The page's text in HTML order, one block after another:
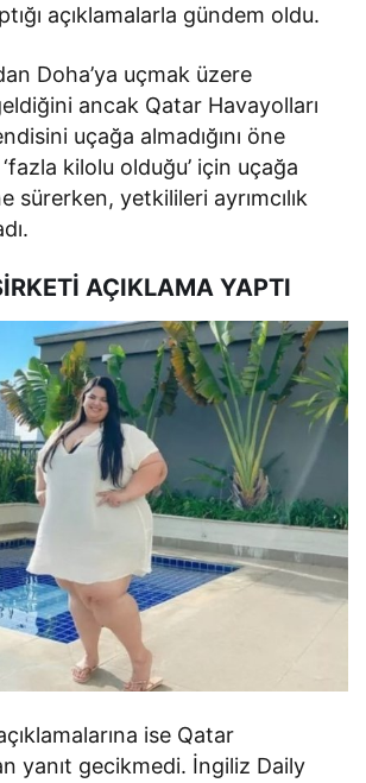
açıklamalarla gündem oldu.
Doha’ya uçmak üzere
ancak Qatar Havayolları
uçağa almadığını öne
kilolu olduğu’ için uçağa
sürerken, yetkilileri ayrımcılık
AÇIKLAMA YAPTI
ise Qatar
yanıt gecikmedi. İngiliz Daily